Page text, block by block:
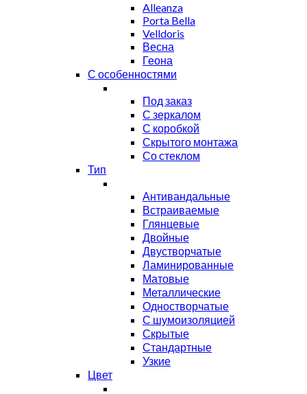
Alleanza
Porta Bella
Velldoris
Весна
Геона
С особенностями
Под заказ
С зеркалом
С коробкой
Скрытого монтажа
Со стеклом
Тип
Антивандальные
Встраиваемые
Глянцевые
Двойные
Двустворчатые
Ламинированные
Матовые
Металлические
Одностворчатые
С шумоизоляцией
Скрытые
Стандартные
Узкие
Цвет